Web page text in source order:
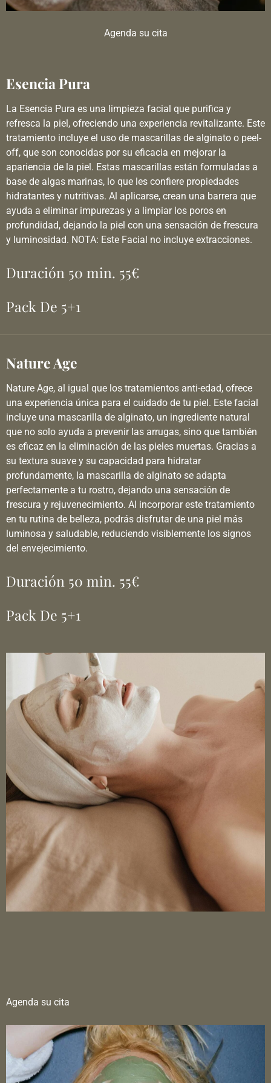
Agenda su cita
Esencia Pura
La Esencia Pura es una limpieza facial que purifica y
refresca la piel, ofreciendo una experiencia revitalizante. Este
tratamiento incluye el uso de mascarillas de alginato o peel-
off, que son conocidas por su eficacia en mejorar la
apariencia de la piel. Estas mascarillas están formuladas a
base de algas marinas, lo que les confiere propiedades
hidratantes y nutritivas. Al aplicarse, crean una barrera que
ayuda a eliminar impurezas y a limpiar los poros en
profundidad, dejando la piel con una sensación de frescura
y luminosidad. NOTA: Este Facial no incluye extracciones.
Duración 50 min. 55€
Pack De 5+1
Nature Age
Nature Age, al igual que los tratamientos anti-edad, ofrece
una experiencia única para el cuidado de tu piel. Este facial
incluye una mascarilla de alginato, un ingrediente natural
que no solo ayuda a prevenir las arrugas, sino que también
es eficaz en la eliminación de las pieles muertas. Gracias a
su textura suave y su capacidad para hidratar
profundamente, la mascarilla de alginato se adapta
perfectamente a tu rostro, dejando una sensación de
frescura y rejuvenecimiento. Al incorporar este tratamiento
en tu rutina de belleza, podrás disfrutar de una piel más
luminosa y saludable, reduciendo visiblemente los signos
del envejecimiento.
Duración 50 min. 55€
Pack De 5+1
Agenda su cita